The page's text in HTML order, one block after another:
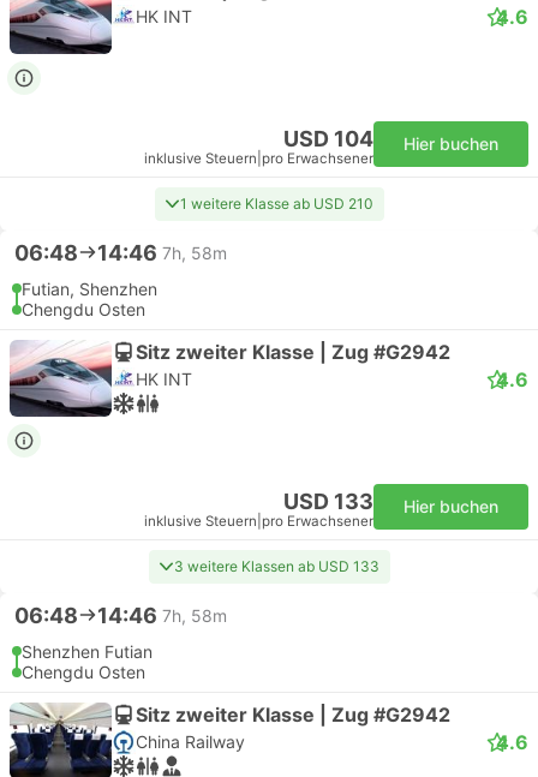
HK INT 4.6
USD 104
inklusive Steuern pro Erwachsener
Hier buchen
1 weitere Klasse ab USD 210
06:48 14:46 7h, 58m
Futian, Shenzhen
Chengdu Osten
Sitz zweiter Klasse | Zug #G2942
HK INT 4.6
USD 133
inklusive Steuern pro Erwachsener
Hier buchen
3 weitere Klassen ab USD 133
06:48 14:46 7h, 58m
Shenzhen Futian
Chengdu Osten
Sitz zweiter Klasse | Zug #G2942
China Railway 4.6